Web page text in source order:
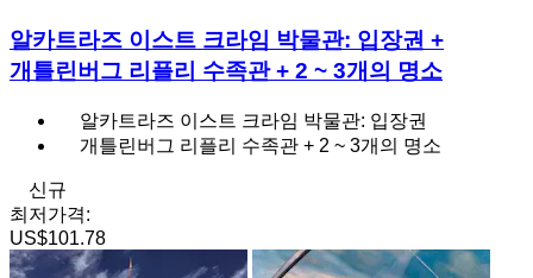
알카트라즈 이스트 크라임 박물관: 입장권 +
개틀린버그 리플리 수족관 + 2 ~ 3개의 명소
알카트라즈 이스트 크라임 박물관: 입장권
개틀린버그 리플리 수족관 + 2 ~ 3개의 명소
신규
최저가격:
US$101.78